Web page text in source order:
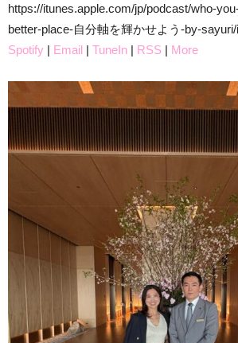
https://itunes.apple.com/jp/podcast/who-
better-place-自分軸を輝かせよう-by-
Spotify | Email | TuneIn | RSS | More